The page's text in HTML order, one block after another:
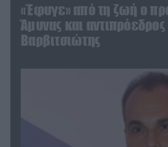
«Έφυγε» από τη ζωή ο
Άμυνας και αντιπρόεδρος
Βαρβιτσιώτης